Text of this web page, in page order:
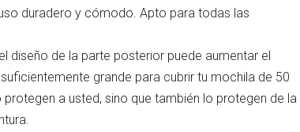
duradero y cómodo. Apto para todas las
diseño de la parte posterior puede aumentar el
grande para cubrir tu mochila de 50
a usted, sino que también lo protegen de la